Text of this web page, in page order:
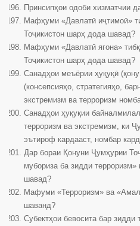
Принсипҳои одоби хизматчии
Мафҳуми «Давлатӣ иҷтимоӣ»
Тоҷикистон шарҳ дода шавад?
Мафҳуми «Давлатӣ ягона»
Тоҷикистон шарҳ дода шавад?
Санадҳои меъёрии ҳуқуқӣ
(консепсияҳо, стратегияҳо,
экстремизм ва терроризм
Санадҳои ҳуқуқии
терроризм ва экстремизм, ки
эътироф кардааст, номбар
Дар бораи Қонуни Ҷумҳурии
мубориза ба зидди
шавад?
Мафуми «Терроризм» ва
шаванд?
Субектҳои бевосита бар зидди